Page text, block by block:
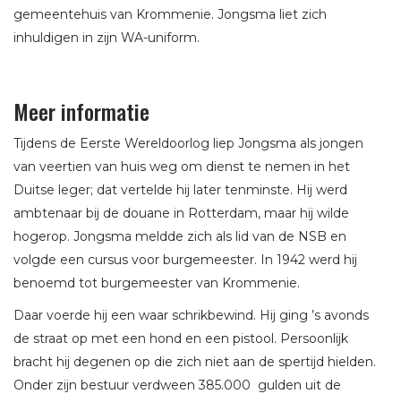
gemeentehuis van Krommenie. Jongsma liet zich
inhuldigen in zijn WA-uniform.
Meer informatie
Tijdens de Eerste Wereldoorlog liep Jongsma als jongen
van veertien van huis weg om dienst te nemen in het
Duitse leger; dat vertelde hij later tenminste. Hij werd
ambtenaar bij de douane in Rotterdam, maar hij wilde
hogerop. Jongsma meldde zich als lid van de NSB en
volgde een cursus voor burgemeester. In 1942 werd hij
benoemd tot burgemeester van Krommenie.
Daar voerde hij een waar schrikbewind. Hij ging ’s avonds
de straat op met een hond en een pistool. Persoonlijk
bracht hij degenen op die zich niet aan de spertijd hielden.
Onder zijn bestuur verdween 385.000 gulden uit de